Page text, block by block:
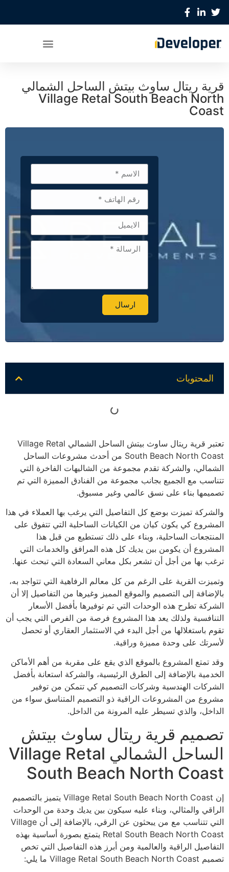
قرية ريتال ساوث بيتش الساحل الشمالي
Village Retal South Beach North
Coast
ارسال
Alternative:
المحتويات
تعتبر قرية ريتال ساوث بيتش الساحل الشمالي Village Retal
South Beach North Coast من أحدث مشروعات الساحل
الشمالي، والشركة تقدم مجموعة من الشاليهات الفاخرة التي
تتناسب مع الجميع بجانب مجموعة من الفنادق المميزة التي تم
تصميمها بناء على نسق عالمي وغير مسبوق.
والشركة تميزت بوضع كل التفاصيل التي يرغب بها العملاء في هذا
المشروع كي يكون كيان من الكيانات الساحلية التي تتفوق على
المنتجعات الساحلية، وبناء على ذلك تستطيع من قبل هذا
المشروع أن يكومن بين يديك كل هذه المرافق والخدمات التي
ترغب بها من أجل أن تشعر بكل معاني السعادة التي تبحث عنها.
وتميزت القرية على الرغم من كل معالم الرفاهية التي تتواجد به،
بالإضافة إلى التصميم والموقع المميز وغيرها من التفاصيل إلا أن
الشركة تطرح هذه الوحدات التي تم توفيرها بأفضل الأسعار
التنافسية ولذلك يعد هذا المشروع فرصة من الفرص التي يجب أن
تقوم باستغلالها من أجل البدء في الاستثمار العقاري أو تحصل
لأسرتك على وحدة مميزة وراقية.
وقد تمتع المشروع بالموقع الذي يقع على مقربة من أهم الأماكن
الخدمية بالإضافة إلى الطرق الرئيسية، والشركة استعانة بأفضل
الشركات الهندسية وشركات التصميم كي تتمكن من توفير
مشروع من المشروعات الراقية ذو التصميم المتناسق سواء من
الداخل، والذي تسيطر عليه المرونة من الداخل.
تصميم قرية ريتال ساوث بيتش
الساحل الشمالي Village Retal
South Beach North Coast
إن Village Retal South Beach North Coast يتميز بالتصميم
الراقي والمثالي، وبناء عليه سيكون بين يديك وحدة من الوحدات
التي تتناسب مع من يبحثون عن الرقي، بالإضافة إلى أن Village
Retal South Beach North Coast يتمتع بصورة أساسية بهذه
التفاصيل الراقية والعالمية ومن أبرز هذه التفاصيل التي تخص
تصميم Village Retal South Beach North Coast ما يلي: